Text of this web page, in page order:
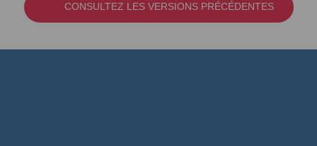
CONSULTEZ LES VERSIONS PRÉCÉDENTES